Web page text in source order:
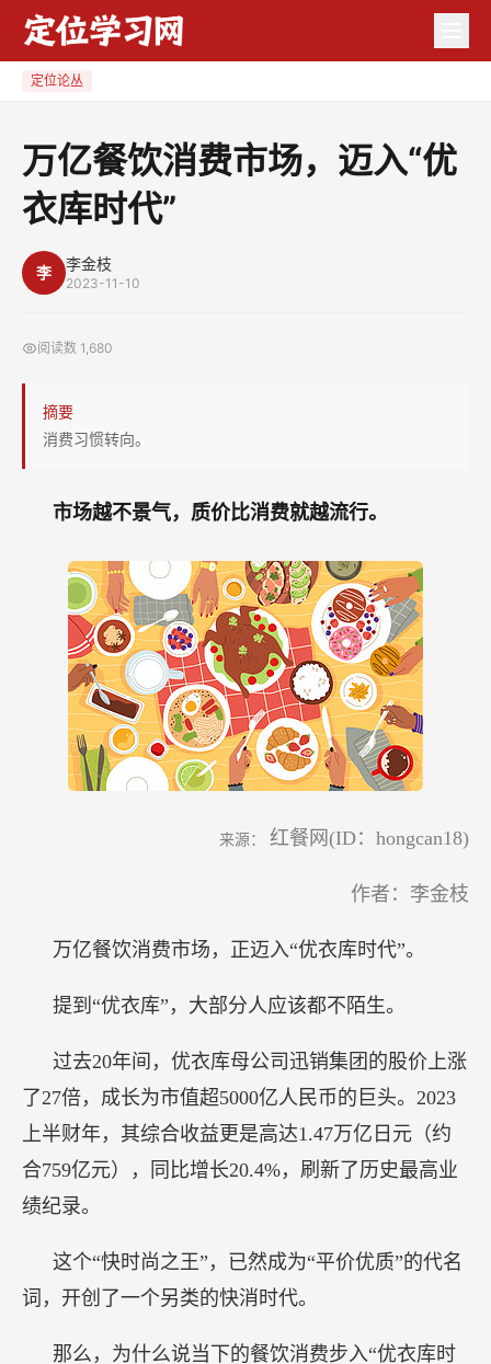
场，
定位论丛
万亿餐饮消费市场，迈入“优
衣库时代”
李 李金枝
2023-11-10
阅读数 1,680
摘要
消费习惯转向。
市场越不景气，质价比消费就越流行。
来源： 红餐网(ID：hongcan18)
作者：李金枝
万亿餐饮消费市场，正迈入“优衣库时代”。
提到“优衣库”，大部分人应该都不陌生。
过去20年间，优衣库母公司迅销集团的股价上涨
了27倍，成长为市值超5000亿人民币的巨头。2023
上半财年，其综合收益更是高达1.47万亿日元（约
合759亿元），同比增长20.4%，刷新了历史最高业
绩纪录。
这个“快时尚之王”，已然成为“平价优质”的代名
词，开创了一个另类的快消时代。
那么，为什么说当下的餐饮消费步入“优衣库时